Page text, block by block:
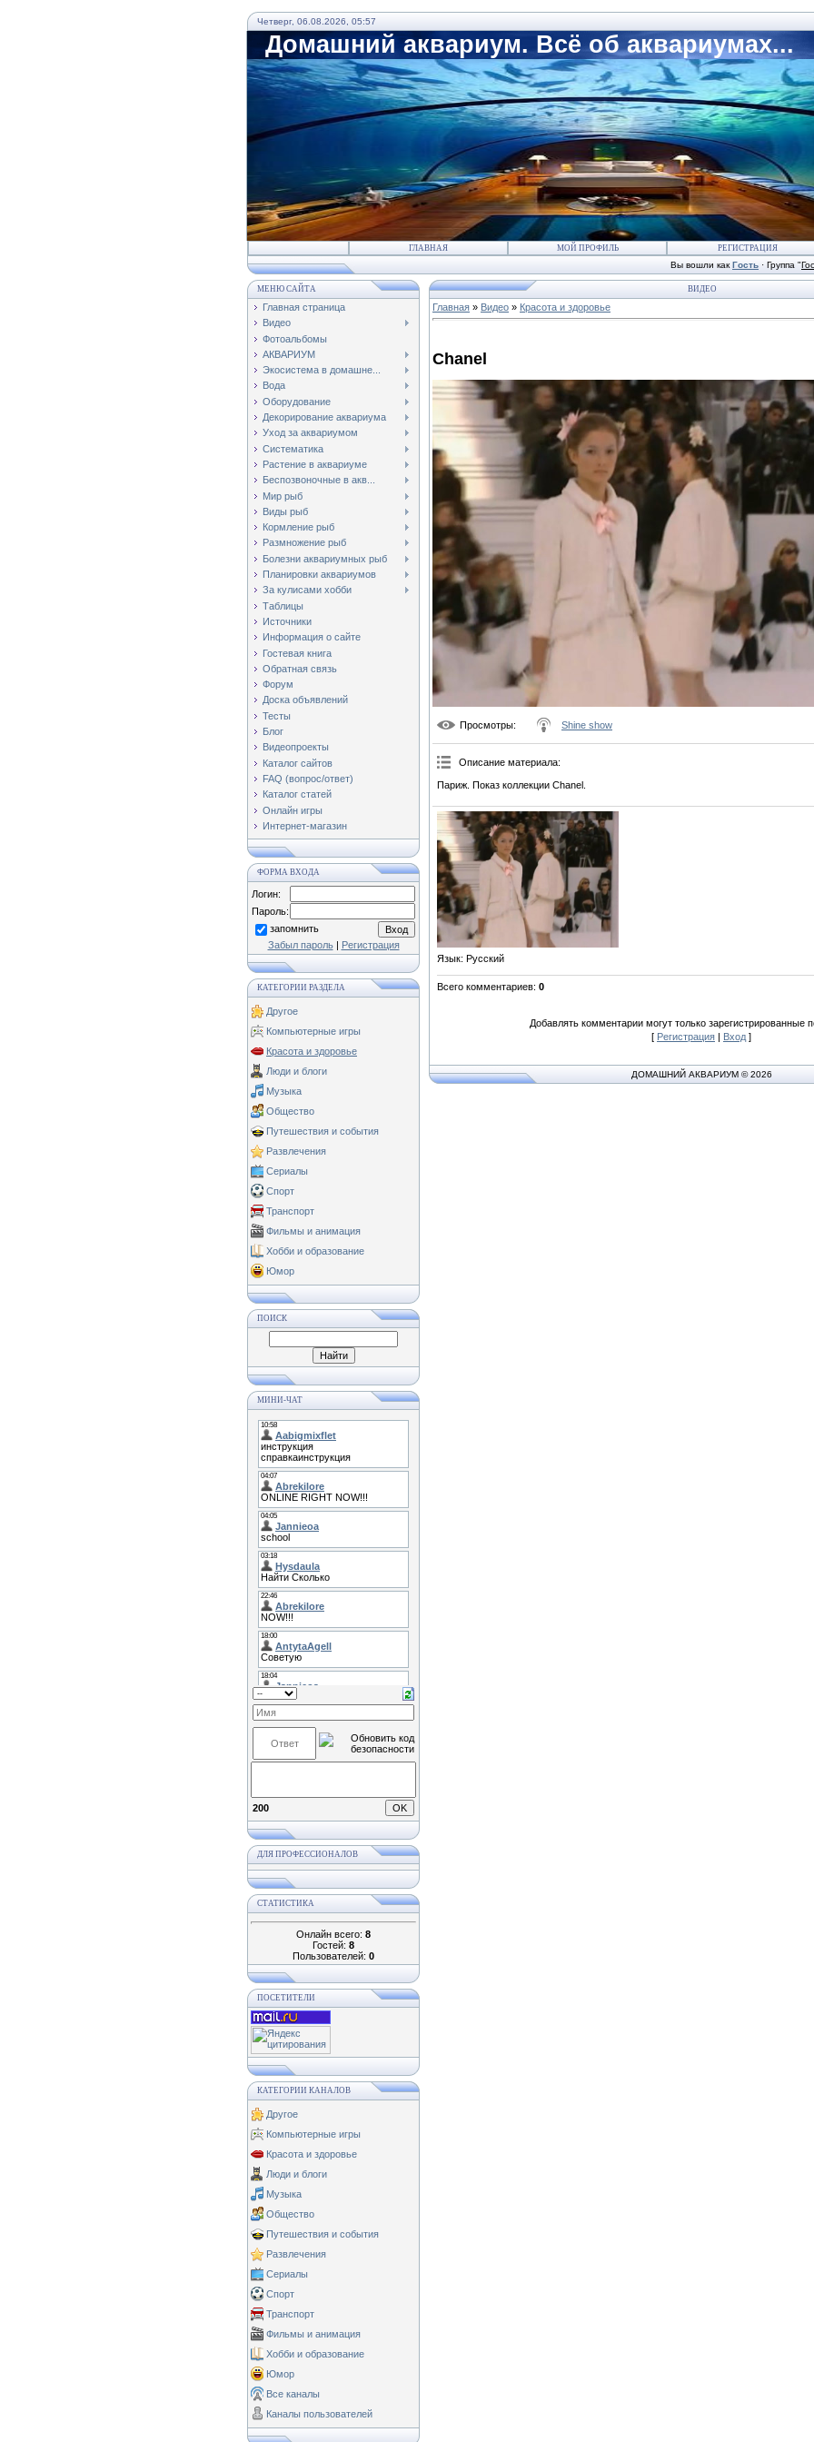
Четверг, 06.08.2026, 05:57
Домашний аквариум. Всё об аквариумах...
ГЛАВНАЯ МОЙ ПРОФИЛЬ РЕГИСТРАЦИЯ
Вы вошли как Гость · Группа "
МЕНЮ САЙТА
Главная страница
Видео
Фотоальбомы
АКВАРИУМ
Экосистема в домашне...
Вода
Оборудование
Декорирование аквариума
Уход за аквариумом
Систематика
Растение в аквариуме
Беспозвоночные в акв...
Мир рыб
Виды рыб
Кормление рыб
Размножение рыб
Болезни аквариумных рыб
Планировки аквариумов
За кулисами хобби
Таблицы
Источники
Информация о сайте
Гостевая книга
Обратная связь
Форум
Доска объявлений
Тесты
Блог
Видеопроекты
Каталог сайтов
FAQ (вопрос/ответ)
Каталог статей
Онлайн игры
Интернет-магазин
ФОРМА ВХОДА
Логин:
Пароль:
запомнить
Забыл пароль| Регистрация
КАТЕГОРИИ РАЗДЕЛА
Другое
Компьютерные игры
Красота и здоровье
Люди и блоги
Музыка
Общество
Путешествия и события
Развлечения
Сериалы
Спорт
Транспорт
Фильмы и анимация
Хобби и образование
Юмор
ПОИСК
МИНИ-ЧАТ
200
ДЛЯ ПРОФЕССИОНАЛОВ
СТАТИСТИКА
Онлайн всего: 8
Гостей: 8
Пользователей: 0
ПОСЕТИТЕЛИ
КАТЕГОРИИ КАНАЛОВ
Другое
Компьютерные игры
Красота и здоровье
Люди и блоги
Музыка
Общество
Путешествия и события
Развлечения
Сериалы
Спорт
Транспорт
Фильмы и анимация
Хобби и образование
Юмор
Все каналы
Каналы пользователей
ВИДЕО
Главная » Видео » Красота и здоровье
Chanel
Просмотры: Shine show
Описание материала:
Париж. Показ коллекции Chanel.
Язык: Русский
Всего комментариев: 0
Добавлять комментарии могут только зарегистрированные
[ Регистрация | Вход ]
ДОМАШНИЙ АКВАРИУМ © 2026